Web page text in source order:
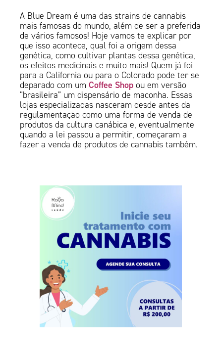
A Blue Dream é uma das strains de cannabis
mais famosas do mundo, além de ser a preferida
de vários famosos! Hoje vamos te explicar por
que isso acontece, qual foi a origem dessa
genética, como cultivar plantas dessa genética,
os efeitos medicinais e muito mais! Quem já foi
para a California ou para o Colorado pode ter se
deparado com umCoffee Shop ou em versão
“brasileira” um dispensário de maconha. Essas
lojas especializadas nasceram desde antes da
regulamentação como uma forma de venda de
produtos da cultura canábica e, eventualmente
quando a lei passou a permitir, começaram a
fazer a venda de produtos de cannabis também.